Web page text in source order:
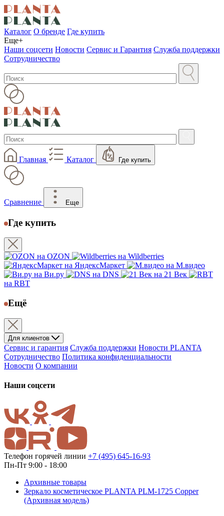
Каталог О бренде Где купить
Еще+
Наши соцсети Новости Сервис и Гарантия Служба поддержки
Сотрудничество
Главная Каталог Где купить
Сравнение Еще
Где купить
на OZON
на Wildberries
на ЯндексМаркет
на М.видео
на Ви.ру
на DNS
на 21 Век
на RBT
Ещё
Для клиентов
Сервис и гарантия Служба поддержки Новости PLANTA
Сотрудничество Политика конфиденциальности
Новости О компании
Наши соцсети
Телефон горячей линии +7 (495) 645-16-93
Пн-Пт 9:00 - 18:00
Архивные товары
Зеркало косметическое PLANTA PLM-1725 Copper
(Архивная модель)